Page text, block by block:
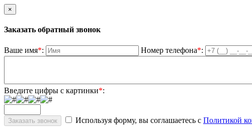
×
Заказать обратный звонок
Ваше имя*: Номер телефона*:
Введите цифры с картинки*:
Используя форму, вы соглашаетесь с Политикой